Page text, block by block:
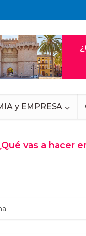
y EMPRESA